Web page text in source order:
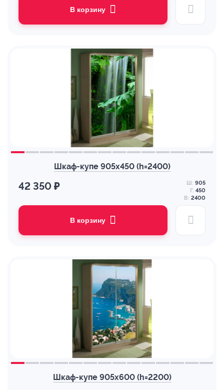
В корзину
Шкаф-купе 905х450 (h=2400)
42 350 ₽ Ш: 905
Г: 450
В: 2400
В корзину
Шкаф-купе 905х600 (h=2200)